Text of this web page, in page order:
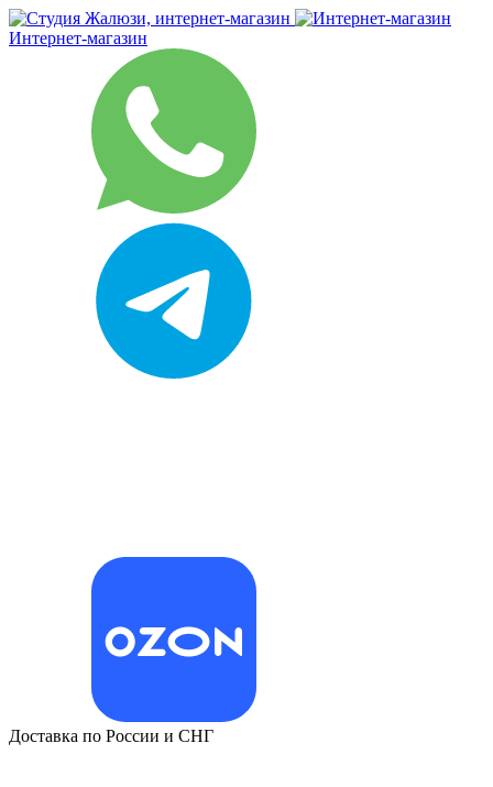
Интернет-магазин
Доставка по России и СНГ